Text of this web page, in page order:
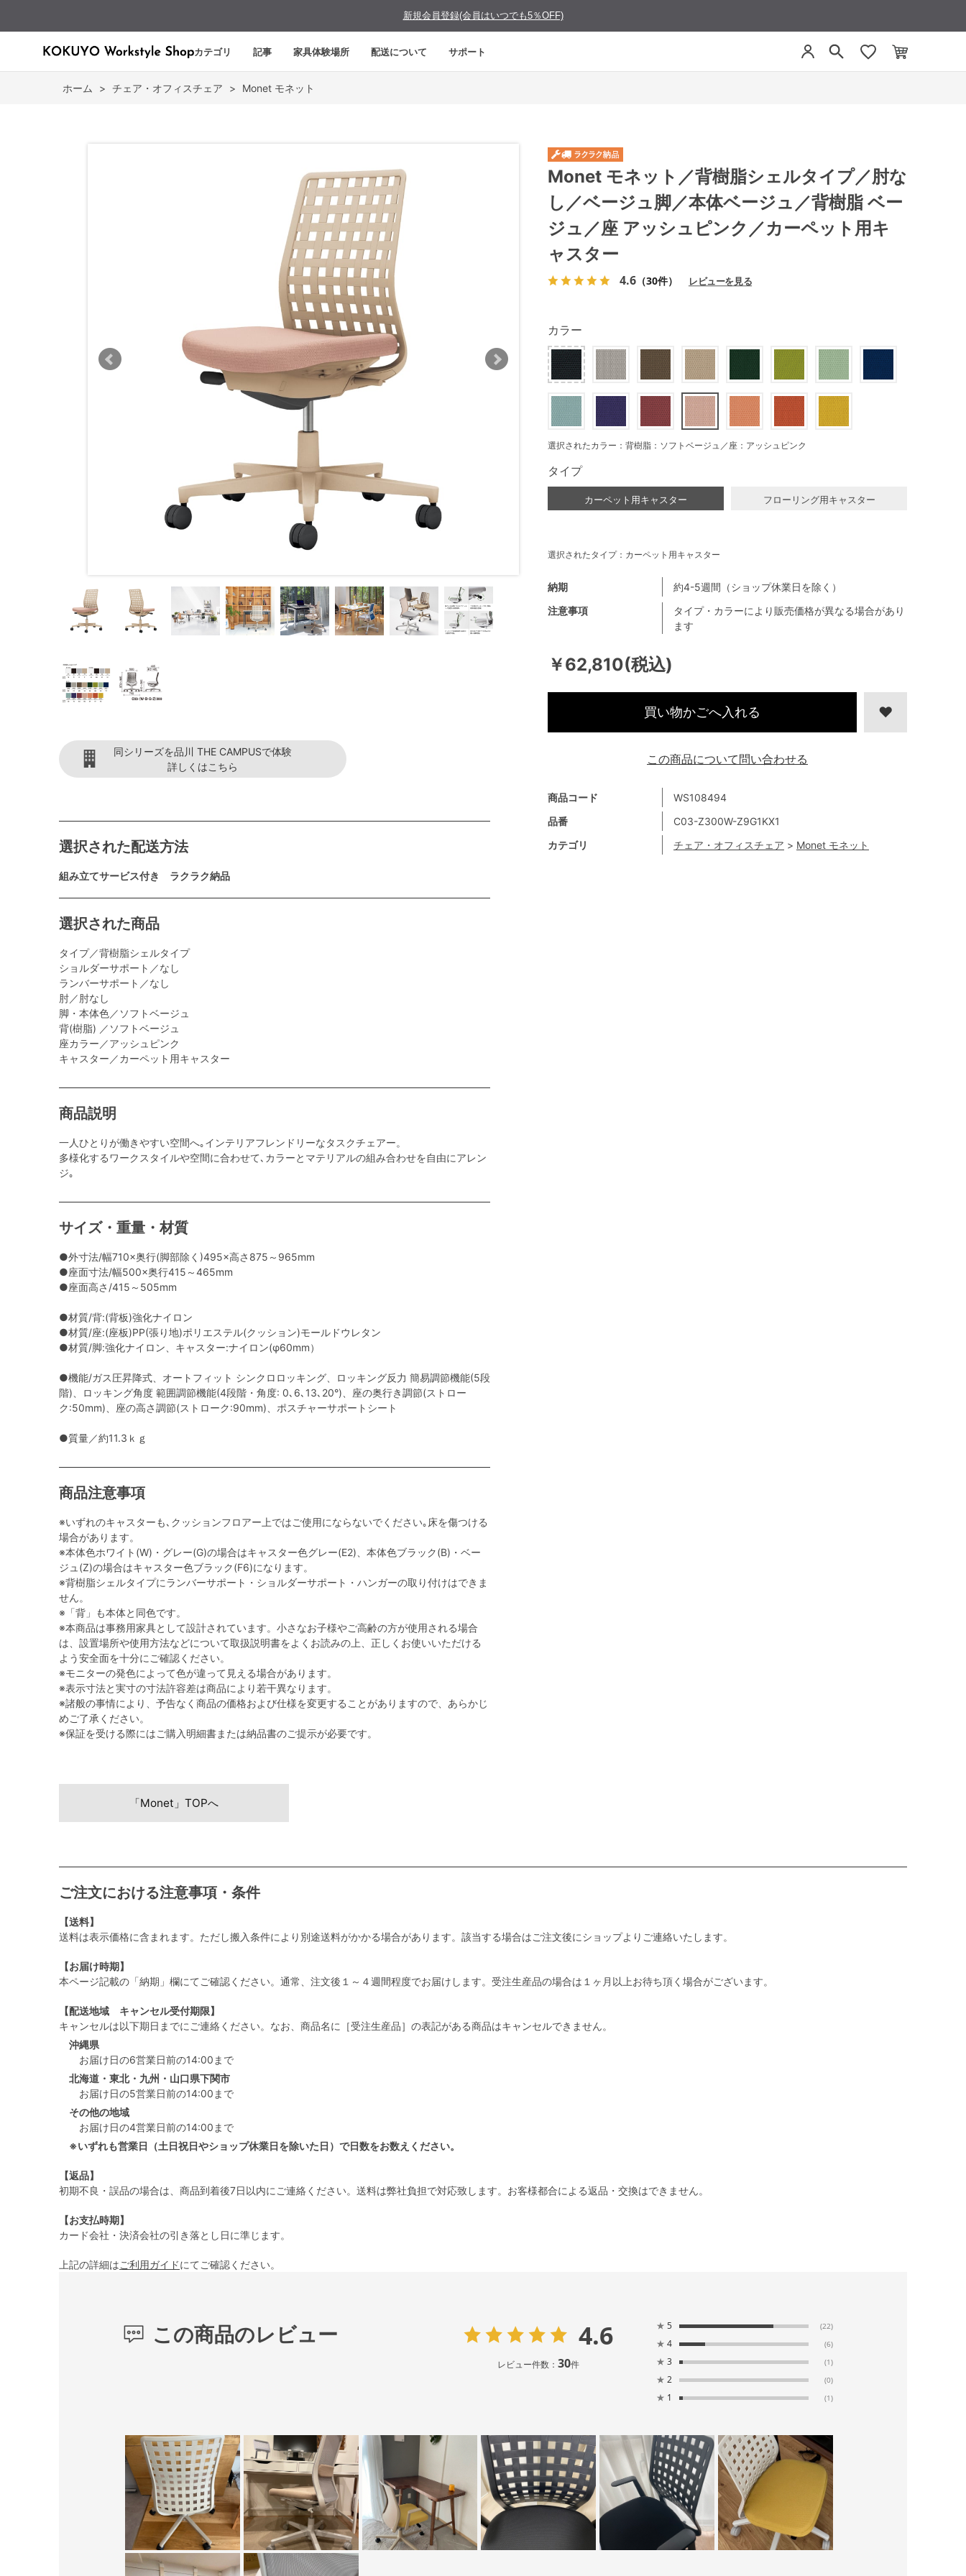
新規会員登録(会員はいつでも5％OFF)
カテゴリ 記事 家具体験場所 配送について サポート
ホーム > チェア・オフィスチェア > Monet モネット
同シリーズを品川 THE CAMPUSで体験
詳しくはこちら
選択された配送方法
組み立てサービス付き ラクラク納品
選択された商品
タイプ／背樹脂シェルタイプ
ショルダーサポート／なし
ランバーサポート／なし
肘／肘なし
脚・本体色／ソフトベージュ
背(樹脂) ／ソフトベージュ
座カラー／アッシュピンク
キャスター／カーペット用キャスター
商品説明
一人ひとりが働きやすい空間へ｡インテリアフレンドリーなタスクチェアー。
多様化するワークスタイルや空間に合わせて､カラーとマテリアルの組み合わせを自由にアレン
ジ｡
サイズ・重量・材質
●外寸法/幅710×奥行(脚部除く)495×高さ875～965mm
●座面寸法/幅500×奥行415～465mm
●座面高さ/415～505mm
●材質/背:(背板)強化ナイロン
●材質/座:(座板)PP(張り地)ポリエステル(クッション)モールドウレタン
●材質/脚:強化ナイロン、キャスター:ナイロン(φ60mm）
●機能/ガス圧昇降式、オートフィット シンクロロッキング、ロッキング反力 簡易調節機能(5段
階)、ロッキング角度 範囲調節機能(4段階・角度: 0､6､13､20°)、座の奥行き調節(ストロー
ク:50mm)、座の高さ調節(ストローク:90mm)、ポスチャーサポートシート
●質量／約11.3ｋｇ
商品注意事項
※いずれのキャスターも､クッションフロアー上ではご使用にならないでください｡床を傷つける
場合があります。
※本体色ホワイト(W)・グレー(G)の場合はキャスター色グレー(E2)、本体色ブラック(B)・ベー
ジュ(Z)の場合はキャスター色ブラック(F6)になります。
※背樹脂シェルタイプにランバーサポート・ショルダーサポート・ハンガーの取り付けはできま
せん。
※「背」も本体と同色です。
※本商品は事務用家具として設計されています。小さなお子様やご高齢の方が使用される場合
は、設置場所や使用方法などについて取扱説明書をよくお読みの上、正しくお使いいただける
よう安全面を十分にご確認ください。
※モニターの発色によって色が違って見える場合があります。
※表示寸法と実寸の寸法許容差は商品により若干異なります。
※諸般の事情により、予告なく商品の価格および仕様を変更することがありますので、あらかじ
めご了承ください。
※保証を受ける際にはご購入明細書または納品書のご提示が必要です。
Monet モネット／背樹脂シェルタイプ／肘な
し／ベージュ脚／本体ベージュ／背樹脂 ベー
ジュ／座 アッシュピンク／カーペット用キ
ャスター
4.6 （30件） レビューを見る
￥62,810(税込)
商品コード
WS108494
品番
C03-Z300W-Z9G1KX1
カテゴリ
チェア・オフィスチェア > Monet モネット
注意事項
タイプ・カラーにより販売価格が異なる場合があり
ます
納期 約4-5週間（ショップ休業日を除く）
カラー
選択されたカラー：背樹脂：ソフトベージュ／座：アッシュピンク
タイプ
カーペット用キャスター フローリング用キャスター
選択されたタイプ：カーペット用キャスター
買い物かごへ入れる
この商品について問い合わせる
「Monet」TOPへ
ご注文における注意事項・条件
【送料】
送料は表示価格に含まれます。ただし搬入条件により別途送料がかかる場合があります。該当する場合はご注文後にショップよりご連絡いたします。
【お届け時期】
本ページ記載の「納期」欄にてご確認ください。通常、注文後１～４週間程度でお届けします。受注生産品の場合は１ヶ月以上お待ち頂く場合がございます。
【配送地域 キャンセル受付期限】
キャンセルは以下期日までにご連絡ください。なお、商品名に［受注生産品］の表記がある商品はキャンセルできません。
沖縄県
お届け日の6営業日前の14:00まで
北海道・東北・九州・山口県下関市
お届け日の5営業日前の14:00まで
その他の地域
お届け日の4営業日前の14:00まで
※いずれも営業日（土日祝日やショップ休業日を除いた日）で日数をお数えください。
【返品】
初期不良・誤品の場合は、商品到着後7日以内にご連絡ください。送料は弊社負担で対応致します。お客様都合による返品・交換はできません。
【お支払時期】
カード会社・決済会社の引き落とし日に準じます。
上記の詳細はご利用ガイドにてご確認ください。
この商品のレビュー 4.6
レビュー件数： 30件
★ 5 (22)
★ 4 (6)
★ 3 (1)
★ 2 (0)
★ 1 (1)